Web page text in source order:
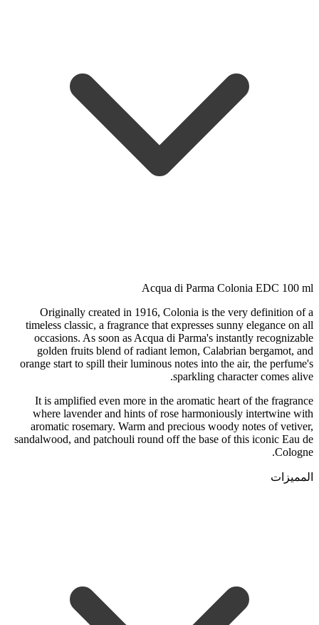
Acqua di Parma Colonia EDC 100 ml
Originally created in 1916, Colonia is the very definition of a
timeless classic, a fragrance that expresses sunny elegance on all
occasions. As soon as Acqua di Parma's instantly recognizable
golden fruits blend of radiant lemon, Calabrian bergamot, and
orange start to spill their luminous notes into the air, the perfume's
sparkling character comes alive.
It is amplified even more in the aromatic heart of the fragrance
where lavender and hints of rose harmoniously intertwine with
aromatic rosemary. Warm and precious woody notes of vetiver,
sandalwood, and patchouli round off the base of this iconic Eau de
Cologne.
المميزات